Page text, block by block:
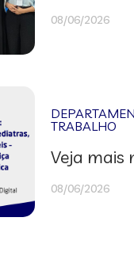
08/06/2026
TRABALHO
Veja mais
08/06/2026